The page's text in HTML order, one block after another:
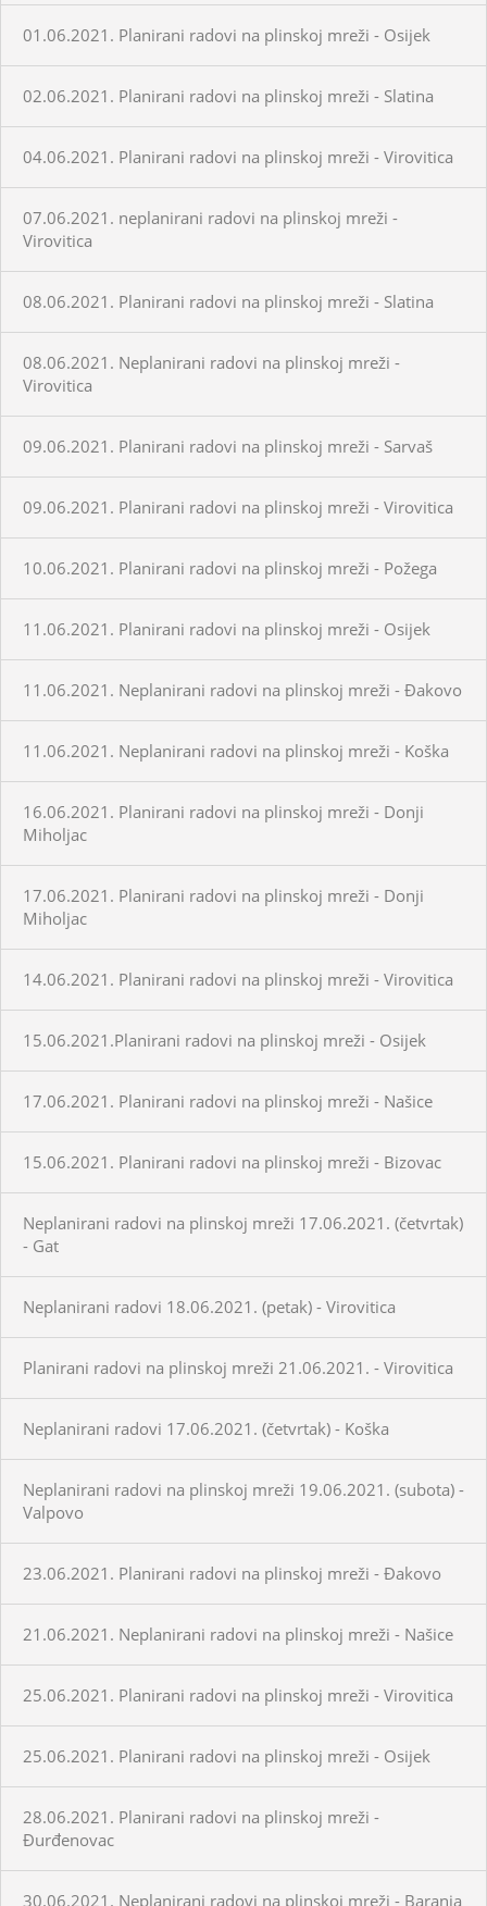
01.06.2021. Planirani radovi na plinskoj mreži - Osijek
02.06.2021. Planirani radovi na plinskoj mreži - Slatina
04.06.2021. Planirani radovi na plinskoj mreži - Virovitica
07.06.2021. neplanirani radovi na plinskoj mreži -
Virovitica
08.06.2021. Planirani radovi na plinskoj mreži - Slatina
08.06.2021. Neplanirani radovi na plinskoj mreži -
Virovitica
09.06.2021. Planirani radovi na plinskoj mreži - Sarvaš
09.06.2021. Planirani radovi na plinskoj mreži - Virovitica
10.06.2021. Planirani radovi na plinskoj mreži - Požega
11.06.2021. Planirani radovi na plinskoj mreži - Osijek
11.06.2021. Neplanirani radovi na plinskoj mreži - Đakovo
11.06.2021. Neplanirani radovi na plinskoj mreži - Koška
16.06.2021. Planirani radovi na plinskoj mreži - Donji
Miholjac
17.06.2021. Planirani radovi na plinskoj mreži - Donji
Miholjac
14.06.2021. Planirani radovi na plinskoj mreži - Virovitica
15.06.2021.Planirani radovi na plinskoj mreži - Osijek
17.06.2021. Planirani radovi na plinskoj mreži - Našice
15.06.2021. Planirani radovi na plinskoj mreži - Bizovac
Neplanirani radovi na plinskoj mreži 17.06.2021. (četvrtak)
- Gat
Neplanirani radovi 18.06.2021. (petak) - Virovitica
Planirani radovi na plinskoj mreži 21.06.2021. - Virovitica
Neplanirani radovi 17.06.2021. (četvrtak) - Koška
Neplanirani radovi na plinskoj mreži 19.06.2021. (subota) -
Valpovo
23.06.2021. Planirani radovi na plinskoj mreži - Đakovo
21.06.2021. Neplanirani radovi na plinskoj mreži - Našice
25.06.2021. Planirani radovi na plinskoj mreži - Virovitica
25.06.2021. Planirani radovi na plinskoj mreži - Osijek
28.06.2021. Planirani radovi na plinskoj mreži -
Đurđenovac
30.06.2021. Neplanirani radovi na plinskoj mreži - Baranja